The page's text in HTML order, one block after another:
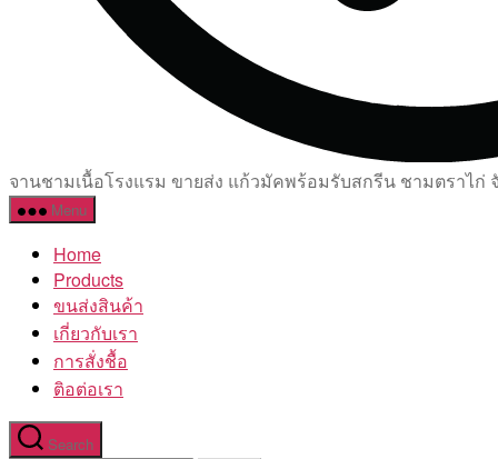
จานชามเนื้อโรงแรม ขายส่ง แก้วมัคพร้อมรับสกรีน ชามตราไก่
Menu
Home
Products
ขนส่งสินค้า
เกี่ยวกับเรา
การสั่งชื้อ
ติอต่อเรา
Search